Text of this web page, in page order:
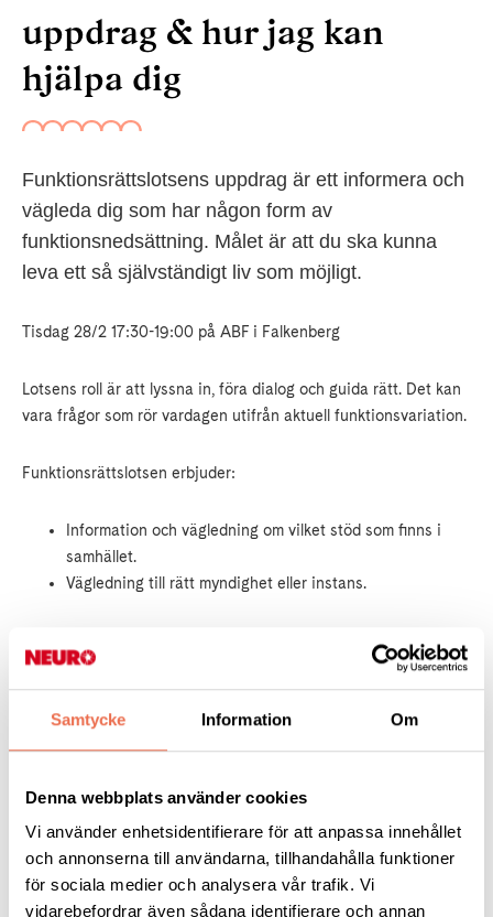
Samtycke Information Om
Denna webbplats använder cookies
Vi använder enhetsidentifierare för att anpassa innehållet
och annonserna till användarna, tillhandahålla funktioner
för sociala medier och analysera vår trafik. Vi
vidarebefordrar även sådana identifierare och annan
uppdrag & hur jag kan
hjälpa dig
Funktionsrättslotsens uppdrag är ett informera och
vägleda dig som har någon form av
funktionsnedsättning. Målet är att du ska kunna
leva ett så självständigt liv som möjligt.
Tisdag 28/2 17:30-19:00 på ABF i Falkenberg
Lotsens roll är att lyssna in, föra dialog och guida rätt. Det kan
vara frågor som rör vardagen utifrån aktuell funktionsvariation.
Funktionsrättslotsen erbjuder:
Information och vägledning om vilket stöd som finns i
samhället.
Vägledning till rätt myndighet eller instans.
Arbete
Bostad
Fritid
Ekonomi
Sjukvård
Hjälpmedel
Lagar